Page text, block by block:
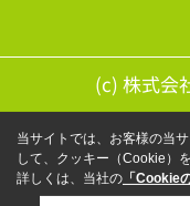
(c) 株式会
当サイトでは、お客様の当
して、クッキー（Cookie）
詳しくは、当社の 「Cookie